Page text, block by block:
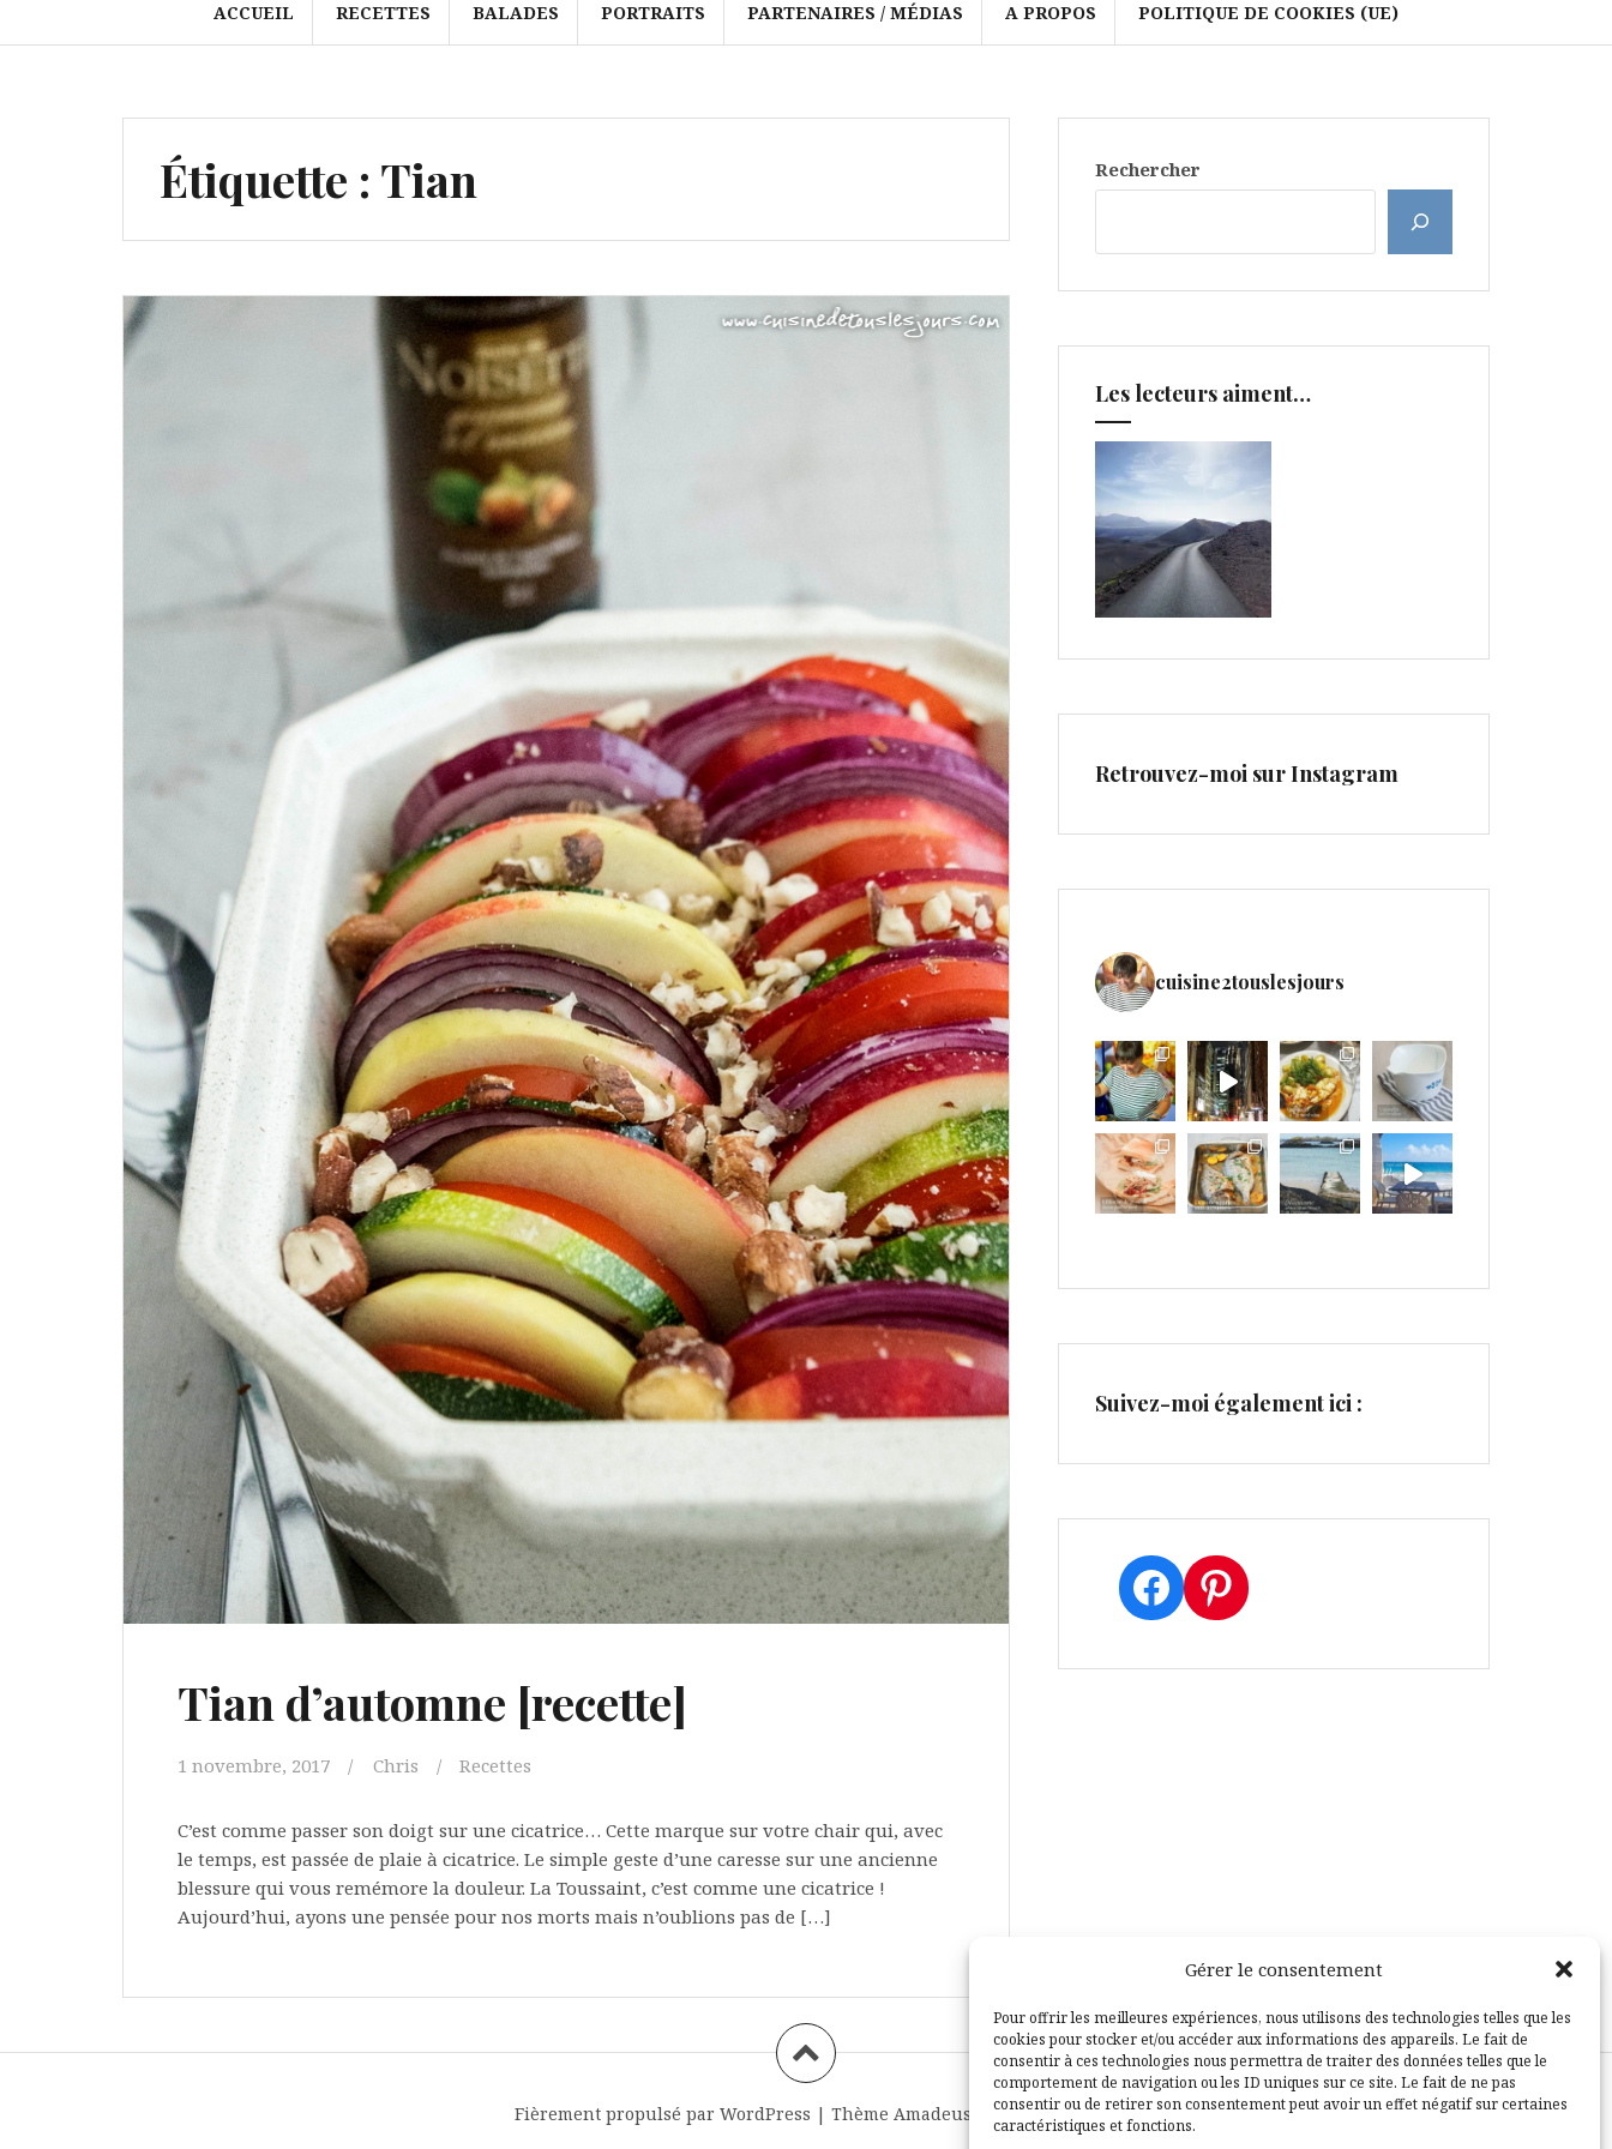
Gérer le consentement
Pour offrir les meilleures expériences, nous utilisons des technologies telles que les
cookies pour stocker et/ou accéder aux informations des appareils. Le fait de
consentir à ces technologies nous permettra de traiter des données telles que le
comportement de navigation ou les ID uniques sur ce site. Le fait de ne pas
consentir ou de retirer son consentement peut avoir un effet négatif sur certaines
caractéristiques et fonctions.
ACCUEIL RECETTES BALADES PORTRAITS PARTENAIRES / MÉDIAS A PROPOS POLITIQUE DE COOKIES (UE)
Étiquette : Tian
Tian d’automne [recette]
1 novembre, 2017 Chris Recettes
C’est comme passer son doigt sur une cicatrice… Cette marque sur votre chair qui, avec
le temps, est passée de plaie à cicatrice. Le simple geste d’une caresse sur une ancienne
blessure qui vous remémore la douleur. La Toussaint, c’est comme une cicatrice !
Aujourd’hui, ayons une pensée pour nos morts mais n’oublions pas de […]
Rechercher
Les lecteurs aiment…
Retrouvez-moi sur Instagram
cuisine2touslesjours
Suivez-moi également ici :
Facebook
Pinterest
Fièrement propulsé par WordPress | Thème Amadeus par Themeisle